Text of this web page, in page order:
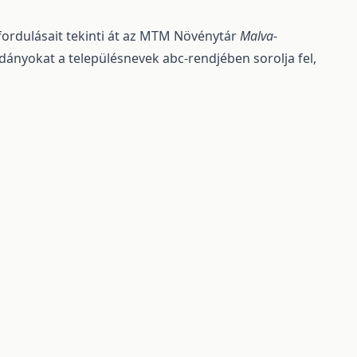
tekinti át az MTM NövénytárMalva-
a településnevek abc-rendjében sorolja fel,